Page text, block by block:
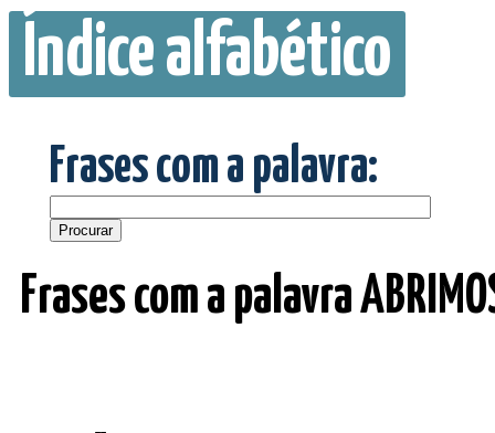
Índice alfabético
Frases com a palavra:
Frases com a palavra